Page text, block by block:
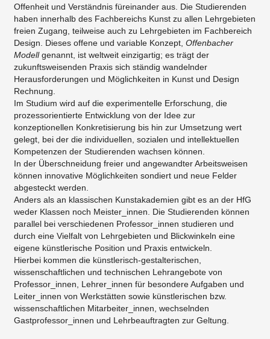
Offenheit und Verständnis füreinander aus. Die Studierenden
haben innerhalb des Fachbereichs Kunst zu allen Lehrgebieten
freien Zugang, teilweise auch zu Lehrgebieten im Fachbereich
Design. Dieses offene und variable Konzept, Offenbacher
Modellgenannt, ist weltweit einzigartig; es trägt der
zukunftsweisenden Praxis sich ständig wandelnder
Herausforderungen und Möglichkeiten in Kunst und Design
Rechnung.
Im Studium wird auf die experimentelle Erforschung, die
prozessorientierte Entwicklung von der Idee zur
konzeptionellen Konkretisierung bis hin zur Umsetzung wert
gelegt, bei der die individuellen, sozialen und intellektuellen
Kompetenzen der Studierenden wachsen können.​
In der Überschneidung freier und angewandter Arbeitsweisen
können innovative Möglichkeiten sondiert und neue Felder
abgesteckt werden.
Anders als an klassischen Kunstakademien gibt es an der HfG
weder Klassen noch Meister_innen. Die Studierenden können
parallel bei verschiedenen Professor_innen studieren und
durch eine Vielfalt von Lehrgebieten und Blickwinkeln eine
eigene künstlerische Position und Praxis entwickeln.
Hierbei kommen die künstlerisch-gestalterischen,
wissenschaftlichen und technischen Lehrangebote von
Professor_innen, Lehrer_innen für besondere Aufgaben und
Leiter_innen von Werkstätten sowie künstlerischen bzw.
wissenschaftlichen Mitarbeiter_innen, wechselnden
Gastprofessor_innen und Lehrbeauftragten zur Geltung.